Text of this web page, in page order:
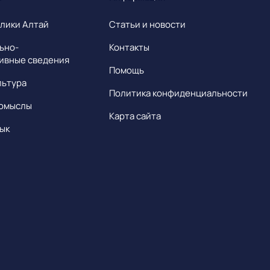
Алтай
сведения
Статьи и новости
Контакты
Помощь
Политика конфиденциальности
Карта сайта